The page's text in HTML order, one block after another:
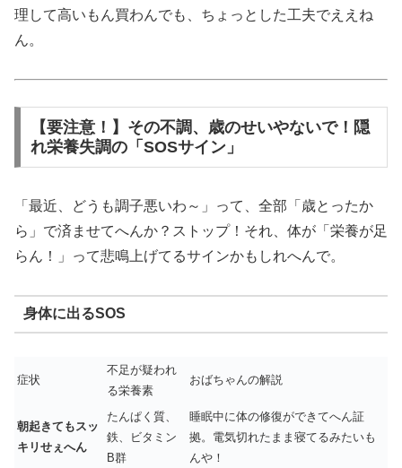
理して高いもん買わんでも、ちょっとした工夫でええね
ん。
【要注意！】その不調、歳のせいやないで！隠
れ栄養失調の「SOSサイン」
「最近、どうも調子悪いわ～」って、全部「歳とったか
ら」で済ませてへんか？ストップ！それ、体が「栄養が足
らん！」って悲鳴上げてるサインかもしれへんで。
身体に出るSOS
症状
不足が疑われ
る栄養素
おばちゃんの解説
朝起きてもスッ
キリせぇへん
たんぱく質、
鉄、ビタミン
B群
睡眠中に体の修復ができてへん証
拠。電気切れたまま寝てるみたいも
んや！